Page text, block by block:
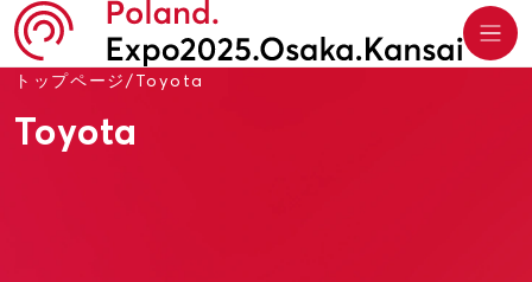
トップページ/Toyota
Toyota